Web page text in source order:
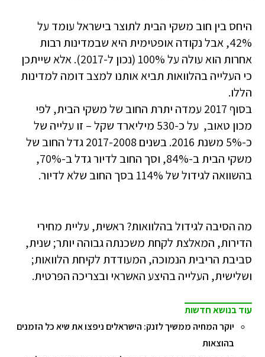
היחס בין חוב משקי הבית לתוצר בישראל עומד על
42%, אבל נקודה אופטימית היא שבמדינות רבות
אחרות הוא עולה על 100% (נכון ל-2017). אלא שייתכן
כי העלייה בהלוואות תביא אותנו למצב דומה למדינות
הללו.
בסוף 2017 עמדה יתרת החוב של משקי הבית, לפי
מכון טאוב, על כ-530 מיליארד שקל – זו עלייה של
כ-5% משנת 2016. בשנים 2017-2008 גדל החוב של
משקי הבית ב-84%, וסך החוב לדיור גדל ב-70%,
בהשוואה לגידול של 114% בסך החוב שלא לדיור.
מה הסיבה לגידול בהלוואות? ראשית, עליית מחירי
הדירות, המאלצת לקחת משכנתה גבוהה יותר; שנית,
סביבת הריבית הנמוכה, המעודדת לקיחת הלוואות;
ושלישית, העלייה בהיצע האשראי ובצריכה הפרטית.
עוד בנושא חדשות
יוקר המחיה ממשיך לזנק: הישראלים ניפצו את שיא כל הזמנים
בהוצאות